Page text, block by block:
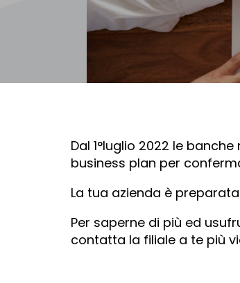
Dal 1°luglio 2022 le
business plan per
La tua azienda è
Per saperne di più ed
contatta la filiale a te più